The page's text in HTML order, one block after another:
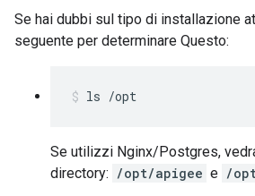
Se hai dubbi sul tipo di installazione
seguente per determinare Questo:
ls /opt
Se utilizzi Nginx/Postgres,
directory: /opt/apigee e /